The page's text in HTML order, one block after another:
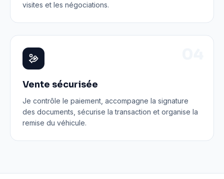
visites et les négociations.
Vente sécurisée
Je contrôle le paiement, accompagne la signature
des documents, sécurise la transaction et organise la
remise du véhicule.